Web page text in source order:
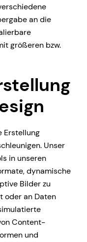
an die
größeren bzw.
Erstellung
Unser
in unseren
dynamische
Bilder zu
oder an Daten
Content-
und